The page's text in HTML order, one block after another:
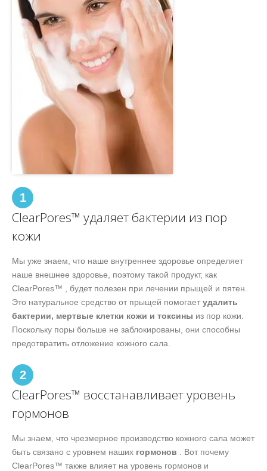
1
ClearPores™ удаляет бактерии из пор
кожи
Мы уже знаем, что наше внутреннее здоровье определяет
наше внешнее здоровье, поэтому такой продукт, как
ClearPores™ , будет полезен при лечении прыщей и пятен.
Это натуральное средство от прыщей помогает удалить
бактерии, мертвые клетки кожи и токсины из пор кожи.
Поскольку поры больше не заблокированы, они способны
предотвратить отложение кожного сала.
2
ClearPores™ восстанавливает уровень
гормонов
Мы знаем, что чрезмерное производство кожного сала может
быть связано с уровнем наших гормонов . Вот почему
ClearPores™ также влияет на уровень гормонов и